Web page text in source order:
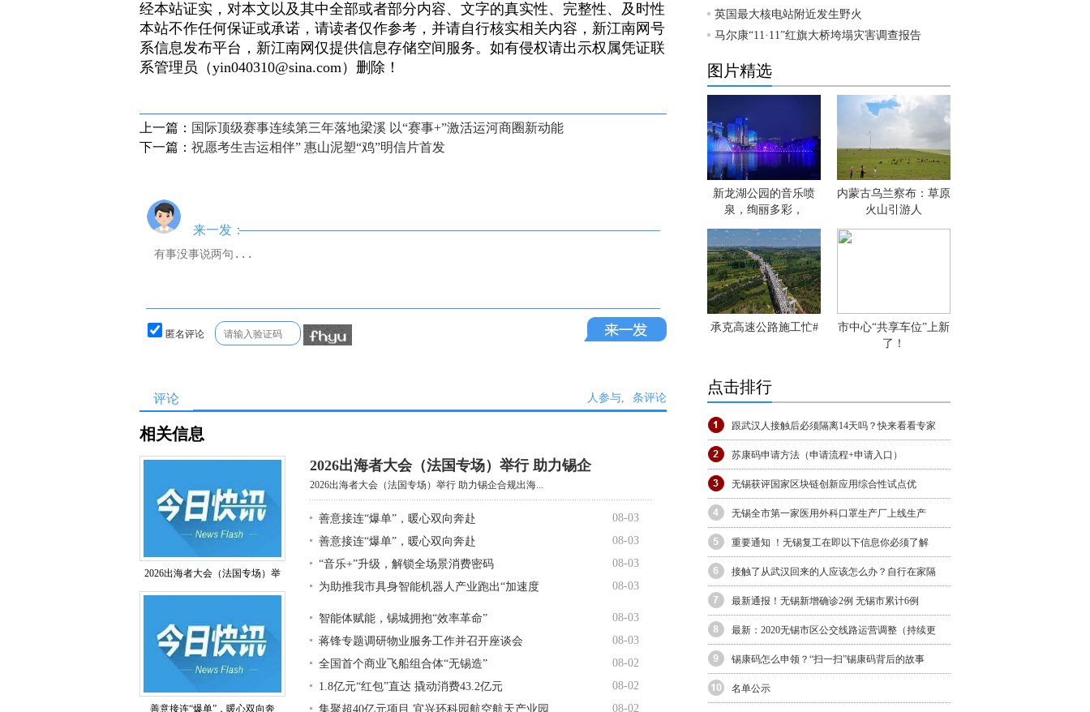
经本站证实，对本文以及其中全部或者部分内容、文字的真实性、完整性、及时性
本站不作任何保证或承诺，请读者仅作参考，并请自行核实相关内容，新江南网号
系信息发布平台，新江南网仅提供信息存储空间服务。如有侵权请出示权属凭证联
系管理员（yin040310@sina.com）删除！
上一篇： 国际顶级赛事连续第三年落地梁溪 以“赛事+”激活运河商圈新动能
下一篇： 祝愿考生吉运相伴” 惠山泥塑“鸡”明信片首发
来一发：
匿名评论
评论 人参与, 条评论
相关信息
2026出海者大会（法国专场）举
善意接连“爆单”，暖心双向奔
2026出海者大会（法国专场）举行 助力锡企
2026出海者大会（法国专场）举行 助力锡企合规出海...
善意接连“爆单”，暖心双向奔赴
08-03
善意接连“爆单”，暖心双向奔赴
08-03
“音乐+”升级，解锁全场景消费密码
08-03
为助推我市具身智能机器人产业跑出“加速度
08-03
智能体赋能，锡城拥抱“效率革命”
08-03
蒋锋专题调研物业服务工作并召开座谈会
08-03
全国首个商业飞船组合体“无锡造”
08-02
1.8亿元“红包”直达 撬动消费43.2亿元
08-02
集聚超40亿元项目 宜兴环科园航空航天产业园
08-02
英国最大核电站附近发生野火
马尔康“11·11”红旗大桥垮塌灾害调查报告
图片精选
新龙湖公园的音乐喷
泉，绚丽多彩，
内蒙古乌兰察布：草原
火山引游人
承克高速公路施工忙#
市中心“共享车位”上新
了！
点击排行
跟武汉人接触后必须隔离14天吗？快来看看专家
苏康码申请方法（申请流程+申请入口）
无锡获评国家区块链创新应用综合性试点优
无锡全市第一家医用外科口罩生产厂上线生产
重要通知 ！无锡复工在即以下信息你必须了解
接触了从武汉回来的人应该怎么办？自行在家隔
最新通报！无锡新增确诊2例 无锡市累计6例
最新：2020无锡市区公交线路运营调整（持续更
锡康码怎么申领？“扫一扫”锡康码背后的故事
名单公示